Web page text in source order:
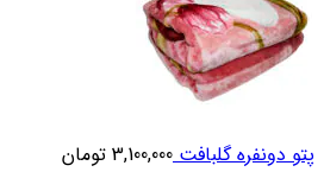
پتو دونفره گلبافت3,100,000 تومان